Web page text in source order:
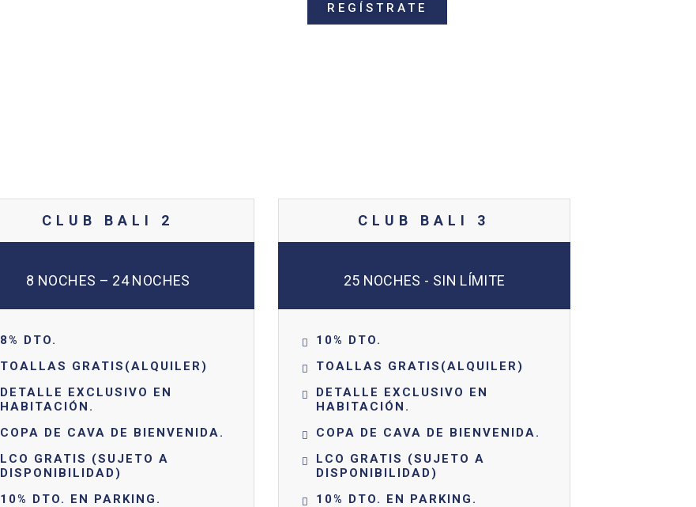
REGÍSTRATE
CLUB BALI 2
8 NOCHES – 24 NOCHES
8% DTO.
TOALLAS GRATIS(ALQUILER)
DETALLE EXCLUSIVO EN
HABITACIÓN.
COPA DE CAVA DE BIENVENIDA.
LCO GRATIS (SUJETO A
DISPONIBILIDAD)
10% DTO. EN PARKING.
CLUB BALI 3
25 NOCHES - SIN LÍMITE
10% DTO.
TOALLAS GRATIS(ALQUILER)
DETALLE EXCLUSIVO EN
HABITACIÓN.
COPA DE CAVA DE BIENVENIDA.
LCO GRATIS (SUJETO A
DISPONIBILIDAD)
10% DTO. EN PARKING.